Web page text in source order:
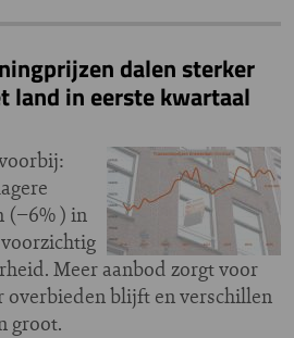
dalen sterker
land in eerste kwartaal
(−6% ) in
Meer aanbod zorgt voor
overbieden blijft en verschillen
groot.